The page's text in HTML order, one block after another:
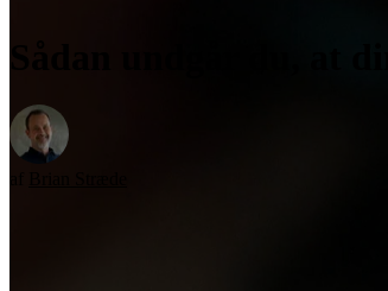
Sådan undgår du, at